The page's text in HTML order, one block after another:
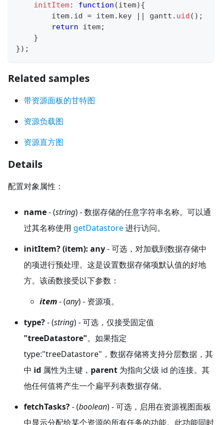
initItem: function (item) {
        item
. id = item. key gantt . uid ( ) ;
return item;
}
}) ;
Related samples
带资源面板的甘特图
资源负载图
资源直方图
Details
配置对象属性：
name- (string) - 数据存储的任意字符串名称。可以通
过其名称使用 getDatastore进行访问。
initItem? (item): any- 可选，对加载到数据存储中
的项进行预处理。这是设置数据存储项默认值的好地
方。该函数接受以下参数：
item- (any) - 资源项。
type?- (string) - 可选，仅接受固定值
"treeDatastore"。如果指定
type:"treeDatastore"，数据存储将支持分层数据，其
中 id 属性为主键， parent 为指向父级 id 的连接。其
他任何值将产生一个扁平列表数据存储。
fetchTasks?- (boolean) - 可选，启用在资源视图面板
中显示分配给某个资源的所有任务的功能。此功能同时